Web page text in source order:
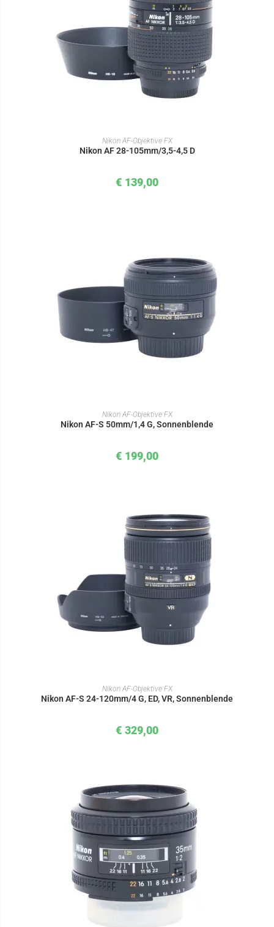
IN DEN WARENKORB
Nikon AF-Objektive FX
Nikon AF 28-105mm/3,5-4,5 D
€ 139,00
IN DEN WARENKORB
Nikon AF-Objektive FX
Nikon AF-S 50mm/1,4 G, Sonnenblende
€ 199,00
IN DEN WARENKORB
Nikon AF-Objektive FX
Nikon AF-S 24-120mm/4 G, ED, VR, Sonnenblende
€ 329,00